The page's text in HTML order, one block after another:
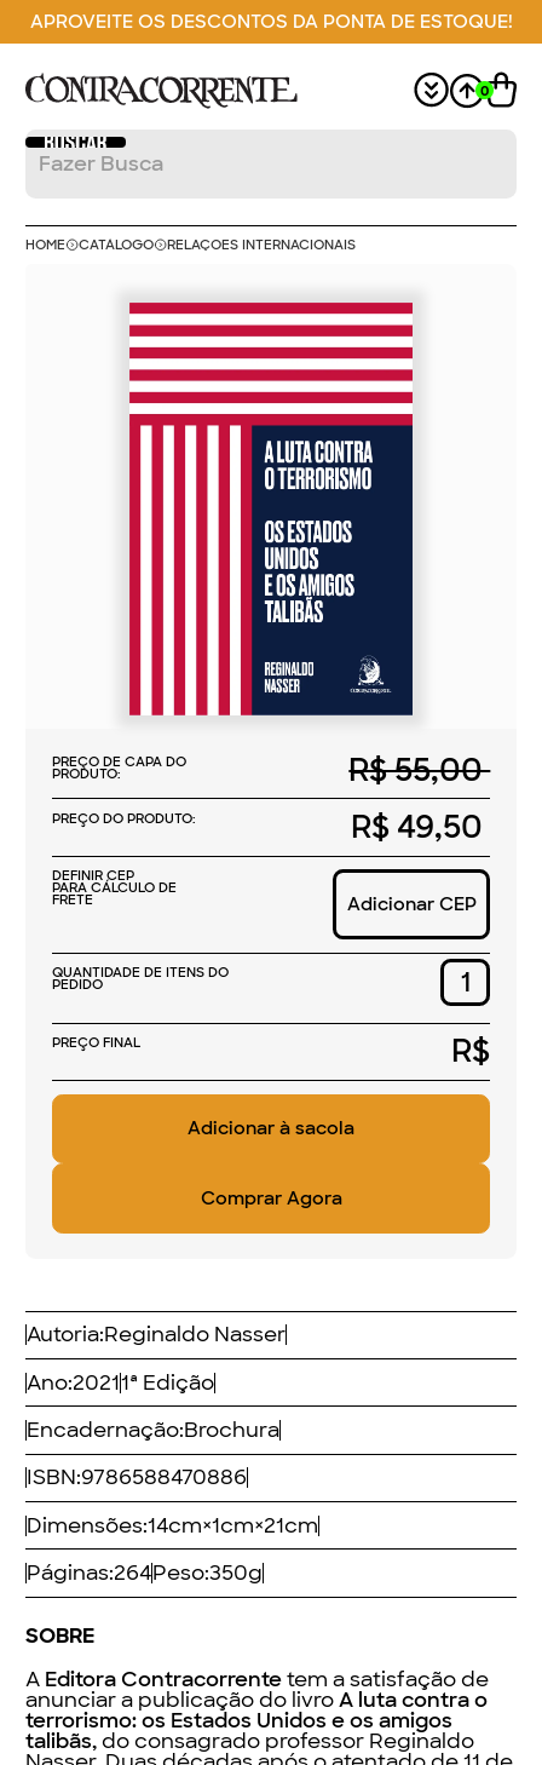
APROVEITE OS DESCONTOS DA PONTA DE ESTOQUE!
0
HOME CATÁLOGO RELAÇÕES INTERNACIONAIS
PREÇO DE CAPA DO
PRODUTO: R$ 55,00
PREÇO DO PRODUTO: R$ 49,50
DEFINIR CEP
PARA CÁLCULO DE
FRETE Adicionar CEP
QUANTIDADE DE ITENS DO
PEDIDO
PREÇO FINAL R$
Comprar Agora
Autoria:Reginaldo Nasser
Ano:20211ª Edição
Encadernação:Brochura
ISBN:9786588470886
Dimensões:14cm×1cm×21cm
Páginas:264Peso:350g
SOBRE
A Editora Contracorrentetem a satisfação de
anunciar a publicação do livroA luta contra o
terrorismo: os Estados Unidos e os amigos
talibãs,do consagrado professor Reginaldo